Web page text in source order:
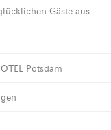
Gäste aus
Potsdam